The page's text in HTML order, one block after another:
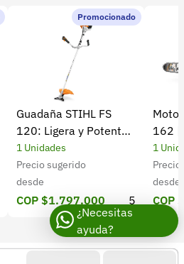
Promocionado
Guadaña STIHL FS
120: Ligera y Potente
para el Campo
1 Unidades
Precio sugerido
desde
COP $1.797.000 5
162 |
1
desde
COP
¿Necesitas
ayuda?